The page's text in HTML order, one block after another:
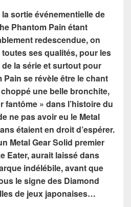
la sortie événementielle de
Phantom Pain étant
redescendue, on
ses qualités, pour les
de la série et surtout pour
Pain se révèle être le chant
une belle bronchite,
fantôme » dans l’histoire du
ne pas avoir eu le Metal
étaient en droit d’espérer.
Metal Gear Solid premier
Eater, aurait laissé dans
indélébile, avant que
le signe des Diamond
de jeux japonaises…